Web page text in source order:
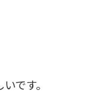
です。